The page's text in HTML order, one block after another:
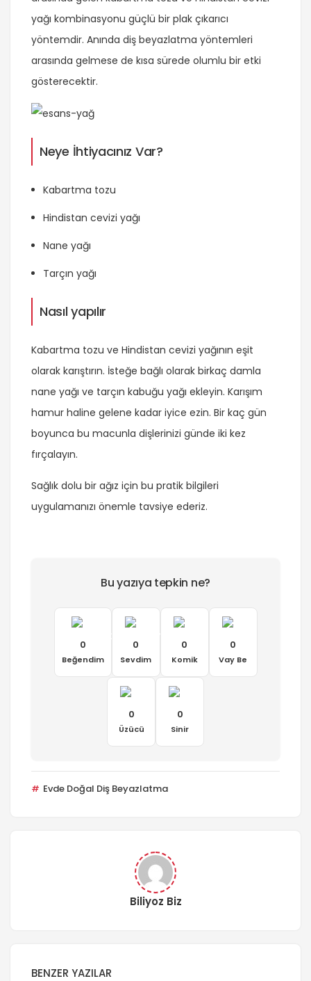
yağı kombinasyonu güçlü bir plak çıkarıcı
yöntemdir. Anında diş beyazlatma yöntemleri
arasında gelmese de kısa sürede olumlu bir etki
gösterecektir.
Neye İhtiyacınız Var?
Kabartma tozu
Hindistan cevizi yağı
Nane yağı
Tarçın yağı
Nasıl yapılır
Kabartma tozu ve Hindistan cevizi yağının eşit
olarak karıştırın. İsteğe bağlı olarak birkaç damla
nane yağı ve tarçın kabuğu yağı ekleyin. Karışım
hamur haline gelene kadar iyice ezin. Bir kaç gün
boyunca bu macunla dişlerinizi günde iki kez
fırçalayın.
Sağlık dolu bir ağız için bu pratik bilgileri
uygulamanızı önemle tavsiye ederiz.
Bu yazıya tepkin ne?
0
Beğendim
0
Sevdim
0
Komik
0
Vay Be
0
Üzücü
0
Sinir
Evde Doğal Diş Beyazlatma
Biliyoz Biz
BENZER YAZILAR